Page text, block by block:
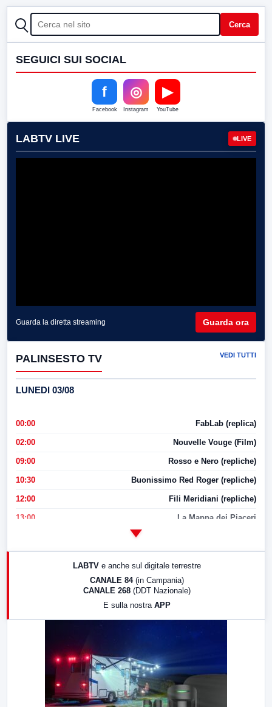
CERCA Cerca
SEGUICI SUI SOCIAL
f
Facebook
◎
Instagram
▶
YouTube
LABTV LIVE LIVE
Guarda la diretta streaming Guarda ora
PALINSESTO TV VEDI TUTTI
LUNEDI 03/08
00:00 FabLab (replica)
02:00 Nouvelle Vouge (Film)
09:00 Rosso e Nero (repliche)
10:30 Buonissimo Red Roger (repliche)
12:00 Fili Meridiani (repliche)
13:00 La Mappa dei Piaceri
LABTV e anche sul digitale terrestre
CANALE 84 (in Campania)
CANALE 268 (DDT Nazionale)
E sulla nostra APP